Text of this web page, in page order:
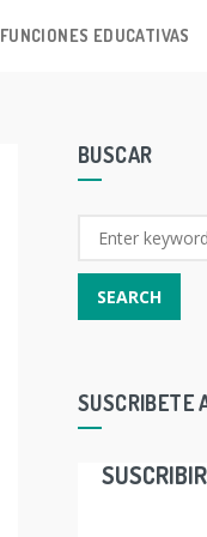
FUNCIONES EDUCATIVAS
BUSCAR
SUSCRIBETE
SUSCRIBIR